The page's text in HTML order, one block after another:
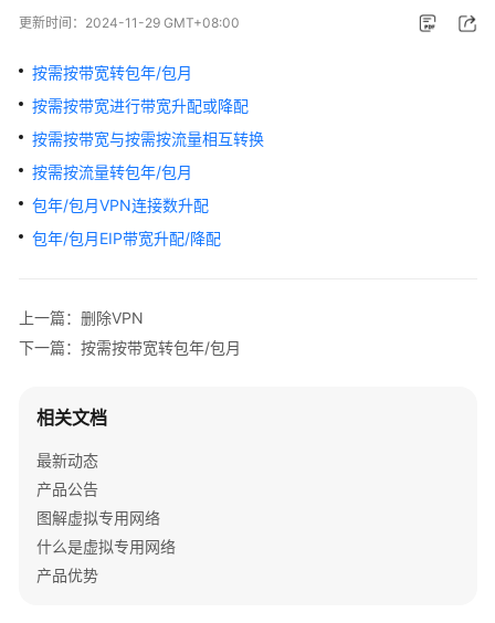
动
务
公
告
产
品
计
费
明
快
速
入
用
更新时间： 2024-11-29 GMT+08:00
按需按带宽转包年/包月
按需按带宽进行带宽升配或降配
按需按带宽与按需按流量相互转换
按需按流量转包年/包月
包年/包月VPN连接数升配
包年/包月EIP带宽升配/降配
上一篇：删除VPN
下一篇：按需按带宽转包年/包月
相关文档
最新动态
产品公告
图解虚拟专用网络
什么是虚拟专用网络
产品优势